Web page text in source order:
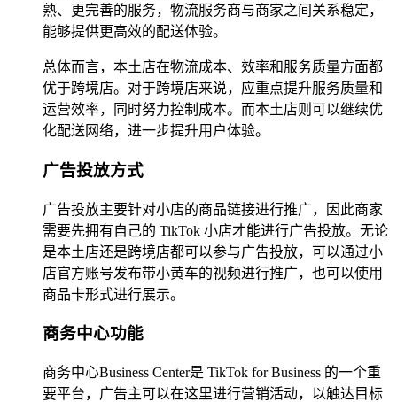
熟、更完善的服务，物流服务商与商家之间关系稳定，
能够提供更高效的配送体验。
总体而言，本土店在物流成本、效率和服务质量方面都
优于跨境店。对于跨境店来说，应重点提升服务质量和
运营效率，同时努力控制成本。而本土店则可以继续优
化配送网络，进一步提升用户体验。
广告投放方式
广告投放主要针对小店的商品链接进行推广，因此商家
需要先拥有自己的 TikTok 小店才能进行广告投放。无论
是本土店还是跨境店都可以参与广告投放，可以通过小
店官方账号发布带小黄车的视频进行推广，也可以使用
商品卡形式进行展示。
商务中心功能
商务中心Business Center是 TikTok for Business 的一个重
要平台，广告主可以在这里进行营销活动，以触达目标